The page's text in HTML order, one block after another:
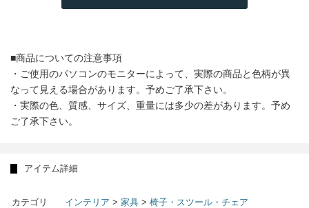
■商品についての注意事項
・ご使用のパソコンのモニターによって、実際の商品と色柄が異
なって見える場合があります。予めご了承下さい。
・実際の色、質感、サイズ、重量には多少の差があります。予め
ご了承下さい。
アイテム詳細
カテゴリ インテリア > 家具 > 椅子・スツール・チェア